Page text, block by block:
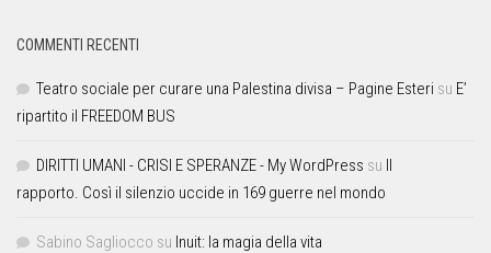
COMMENTI RECENTI
Teatro sociale per curare una Palestina divisa – Pagine Esteri su E’
ripartito il FREEDOM BUS
DIRITTI UMANI - CRISI E SPERANZE - My WordPress su Il
rapporto. Così il silenzio uccide in 169 guerre nel mondo
Sabino Sagliocco su Inuit: la magia della vita